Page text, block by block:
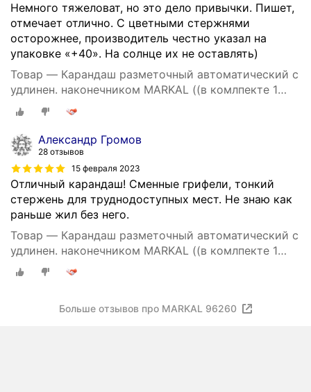
Немного тяжеловат, но это дело привычки. Пишет,
отмечает отлично. С цветными стержнями
осторожнее, производитель честно указал на
упаковке «+40». На солнце их не оставлять)
Товар — Карандаш разметочный автоматический с
удлинен. наконечником MARKAL ((в комлпекте 1
графит. стержень)) (96260)
Александр Громов
28 отзывов
15 февраля 2023
Отличный карандаш! Сменные грифели, тонкий
стержень для труднодоступных мест. Не знаю как
раньше жил без него.
Товар — Карандаш разметочный автоматический с
удлинен. наконечником MARKAL ((в комлпекте 1
графит. стержень)) (96260)
Больше отзывов про MARKAL 96260